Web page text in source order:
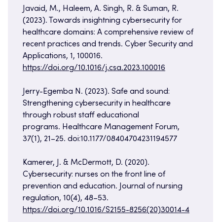
Javaid, M., Haleem, A. Singh, R. & Suman, R.
(2023). Towards insightning cybersecurity for
healthcare domains: A comprehensive review of
recent practices and trends. Cyber Security and
Applications, 1, 100016.
https://doi.org/10.1016/j.csa.2023.100016
Jerry-Egemba N. (2023). Safe and sound:
Strengthening cybersecurity in healthcare
through robust staff educational
programs. Healthcare Management Forum,
37(1), 21–25. doi:10.1177/08404704231194577
Kamerer, J. & McDermott, D. (2020).
Cybersecurity: nurses on the front line of
prevention and education. Journal of nursing
regulation, 10(4), 48–53.
https://doi.org/10.1016/S2155-8256(20)30014-4